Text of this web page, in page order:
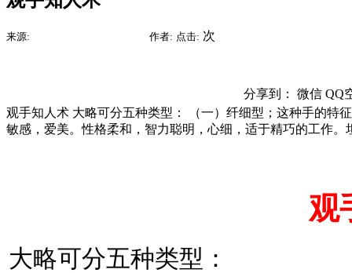
来源: 作者: 点击: 次
分享到： 微信 QQ
观手知人术 大略可分五种类型： （一）纤细型；这种手的特
敏感，爱美。性格柔和，智力聪明，心细，适于精巧的工作
观
大略可分五种类型：